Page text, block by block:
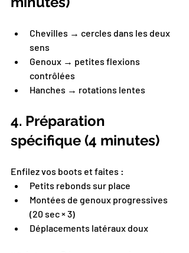
Chevilles → cercles dans les deux
sens
Genoux → petites flexions
contrôlées
Hanches → rotations lentes
4. Préparation
spécifique (4 minutes)
Enfilez vos boots et faites :
Petits rebonds sur place
Montées de genoux progressives
(20 sec × 3)
Déplacements latéraux doux